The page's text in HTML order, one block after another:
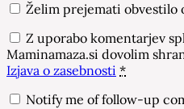
Želim prejemati obvestilo
Z uporabo komentarjev
Maminamaza.si dovolim
Izjava o zasebnosti *
Notify me of follow-up